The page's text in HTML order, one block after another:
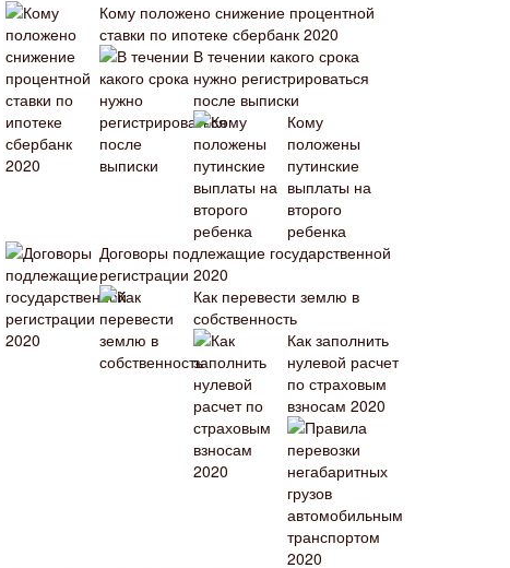
Кому положено снижение процентной
ставки по ипотеке сбербанк 2020
В течении какого срока
нужно регистрироваться
после выписки
Кому
положены
путинские
выплаты на
второго
ребенка
Договоры подлежащие государственной
регистрации 2020
Как перевести землю в
собственность
Как заполнить
нулевой расчет
по страховым
взносам 2020